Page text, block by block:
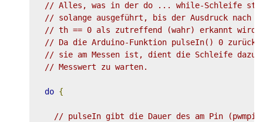
// Alles, was in der do ... while-Schleife
// solange ausgeführt, bis der Ausdruck nach
// th == 0 als zutreffend (wahr) erkannt wird.
// Da die Arduino-Funktion pulseIn() 0
// sie am Messen ist, dient die Schleife dazu,
// Messwert zu warten.
do {
// pulseIn gibt die Dauer des am Pin